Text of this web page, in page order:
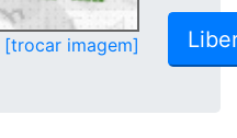
[trocar imagem]